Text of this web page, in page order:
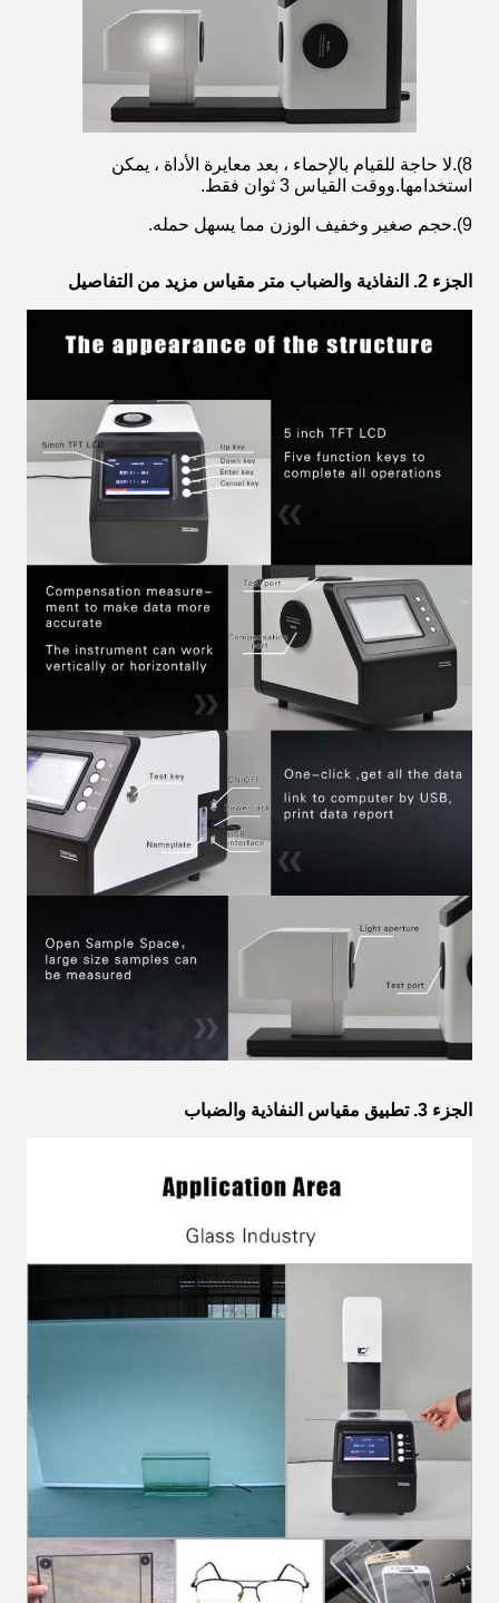
8).لا حاجة للقيام بالإحماء ، بعد معايرة الأداة ، يمكن
استخدامها.ووقت القياس 3 ثوان فقط.
9).حجم صغير وخفيف الوزن مما يسهل حمله.
الجزء 2. النفاذية والضباب متر مقياس مزيد من التفاصيل
الجزء 3. تطبيق مقياس النفاذية والضباب